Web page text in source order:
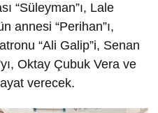
“Süleyman”ı, Lale
annesi “Perihan”ı,
“Ali Galip”i, Senan
Oktay Çubuk Vera ve
verecek.